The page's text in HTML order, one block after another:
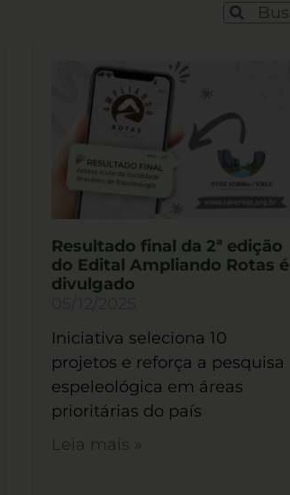
Resultado final da 2ª edição
do Edital Ampliando Rotas é
divulgado
Iniciativa seleciona 10
projetos e reforça a pesquisa
espeleológica em áreas
prioritárias do país
Leia mais »